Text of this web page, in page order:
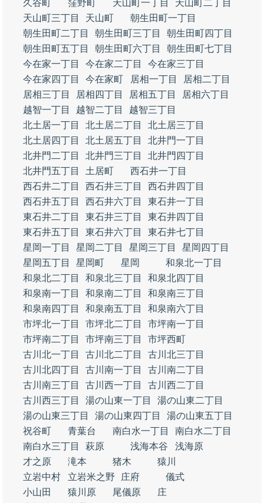
久谷町
窪野町 天山町一丁目
天山町二丁目
天山町三丁目
天山町
朝生田町一丁目
朝生田町二丁目
朝生田町三丁目
朝生田町四丁目
朝生田町五丁目
朝生田町六丁目
朝生田町七丁目
今在家一丁目
今在家二丁目
今在家三丁目
今在家四丁目
今在家町 居相一丁目
居相二丁目
居相三丁目
居相四丁目 居相五丁目
居相六丁目
越智一丁目
越智二丁目
越智三丁目
北土居一丁目
北土居二丁目
北土居三丁目
北土居四丁目
北土居五丁目
北井門一丁目
北井門二丁目
北井門三丁目
北井門四丁目
北井門五丁目
土居町
西石井一丁目
西石井二丁目
西石井三丁目
西石井四丁目
西石井五丁目
西石井六丁目
東石井一丁目
東石井二丁目
東石井三丁目
東石井四丁目
東石井五丁目
東石井六丁目
東石井七丁目
星岡一丁目
星岡二丁目 星岡三丁目
星岡四丁目
星岡五丁目
星岡町 星岡
和泉北一丁目
和泉北二丁目
和泉北三丁目
和泉北四丁目
和泉南一丁目
和泉南二丁目
和泉南三丁目
和泉南四丁目
和泉南五丁目
和泉南六丁目
市坪北一丁目
市坪北二丁目
市坪南一丁目
市坪南二丁目
市坪南三丁目
市坪西町
古川北一丁目
古川北二丁目
古川北三丁目
古川北四丁目
古川南一丁目
古川南二丁目
古川南三丁目
古川西一丁目
古川西二丁目
古川西三丁目
湯の山東一丁目
湯の山東二丁目
湯の山東三丁目
湯の山東四丁目
湯の山東五丁目
祝谷町
青葉台 南白水一丁目
南白水二丁目
南白水三丁目
萩原 浅海本谷
浅海原
才之原
滝本 猪木
猿川
立岩中村
立岩米之野 庄府
儀式
小山田
猿川原 尾儀原
庄